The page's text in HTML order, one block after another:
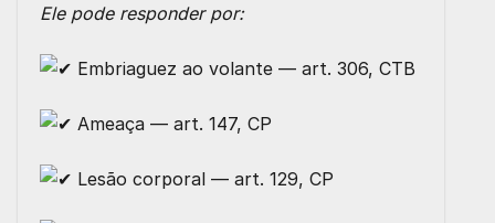
Ele pode responder por:
Embriaguez ao volante — art. 306, CTB
Ameaça — art. 147, CP
Lesão corporal — art. 129, CP